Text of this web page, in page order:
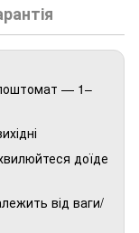
поштомат — 1–
доїде
від ваги/